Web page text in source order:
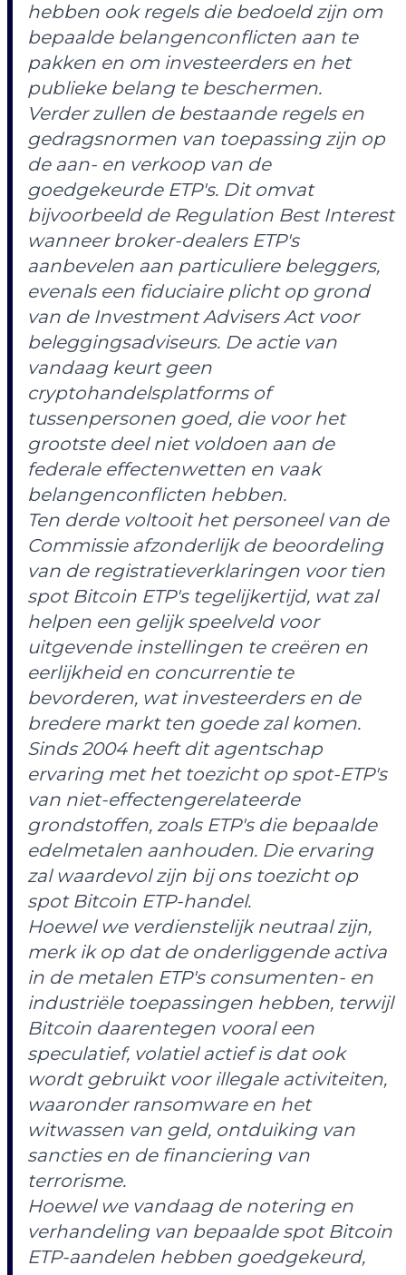
hebben ook regels die bedoeld zijn om
bepaalde belangenconflicten aan te
pakken en om investeerders en het
publieke belang te beschermen.
Verder zullen de bestaande regels en
gedragsnormen van toepassing zijn op
de aan- en verkoop van de
goedgekeurde ETP's. Dit omvat
bijvoorbeeld de Regulation Best Interest
wanneer broker-dealers ETP's
aanbevelen aan particuliere beleggers,
evenals een fiduciaire plicht op grond
van de Investment Advisers Act voor
beleggingsadviseurs. De actie van
vandaag keurt geen
cryptohandelsplatforms of
tussenpersonen goed, die voor het
grootste deel niet voldoen aan de
federale effectenwetten en vaak
belangenconflicten hebben.
Ten derde voltooit het personeel van de
Commissie afzonderlijk de beoordeling
van de registratieverklaringen voor tien
spot Bitcoin ETP's tegelijkertijd, wat zal
helpen een gelijk speelveld voor
uitgevende instellingen te creëren en
eerlijkheid en concurrentie te
bevorderen, wat investeerders en de
bredere markt ten goede zal komen.
Sinds 2004 heeft dit agentschap
ervaring met het toezicht op spot-ETP's
van niet-effectengerelateerde
grondstoffen, zoals ETP's die bepaalde
edelmetalen aanhouden. Die ervaring
zal waardevol zijn bij ons toezicht op
spot Bitcoin ETP-handel.
Hoewel we verdienstelijk neutraal zijn,
merk ik op dat de onderliggende activa
in de metalen ETP's consumenten- en
industriële toepassingen hebben, terwijl
Bitcoin daarentegen vooral een
speculatief, volatiel actief is dat ook
wordt gebruikt voor illegale activiteiten,
waaronder ransomware en het
witwassen van geld, ontduiking van
sancties en de financiering van
terrorisme.
Hoewel we vandaag de notering en
verhandeling van bepaalde spot Bitcoin
ETP-aandelen hebben goedgekeurd,